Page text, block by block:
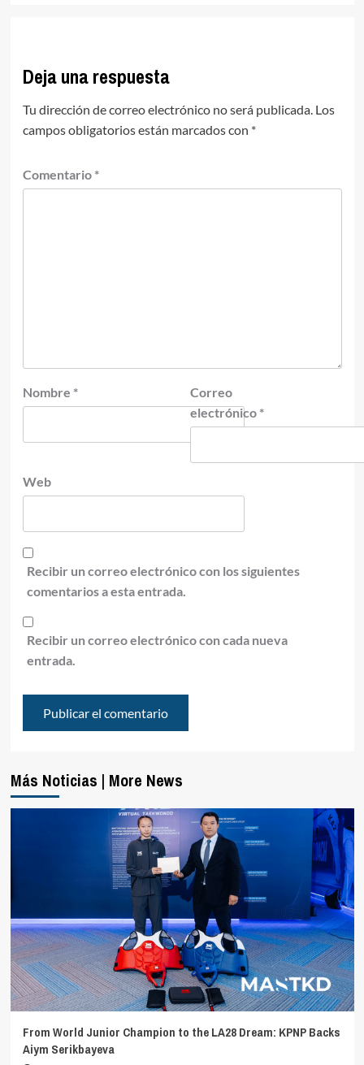
Deja una respuesta
Tu dirección de correo electrónico no será publicada. Los
campos obligatorios están marcados con *
Comentario *
Nombre *
Correo
electrónico *
Web
Recibir un correo electrónico con los siguientes
comentarios a esta entrada.
Recibir un correo electrónico con cada nueva
entrada.
Más Noticias | More News
From World Junior Champion to the LA28 Dream: KPNP Backs
Aiym Serikbayeva